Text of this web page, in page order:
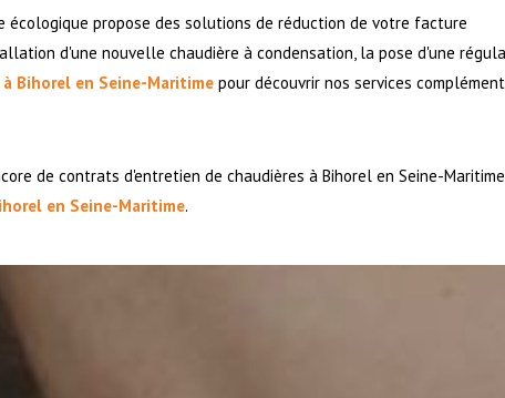
propose des solutions de réduction de votre facture
d'une nouvelle chaudière à condensation, la pose d'une
Bihorel en Seine-Maritime pour découvrir nos services
de contrats d'entretien de chaudières à Bihorel en Seine-
en Seine-Maritime.